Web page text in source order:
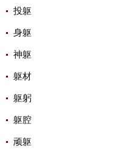
投躯
身躯
神躯
躯材
躯躬
躯腔
顽躯